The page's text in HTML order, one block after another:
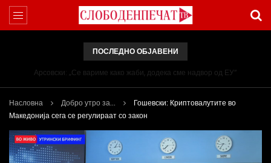
ПОСЛЕДНО ОБЈАВЕНИ
Арсовски: „Се вариме како жаби, додека сме надвор од ЕУ“
Насловна Добро утро за...
Гошевски: Криптовалутите во
Македонија сега се регулираат со закон